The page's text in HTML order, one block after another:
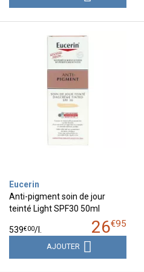
Eucerin
Anti-pigment soin de jour
teinté Light SPF30 50ml
26€95
539€00/
AJOUTER